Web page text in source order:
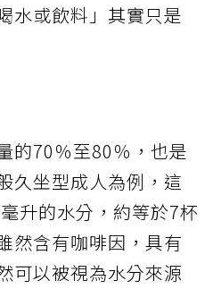
水或飲料」其實只是
的70％至80％，也是
久坐型成人為例，這
升的水分，約等於7杯
然含有咖啡因，具有
可以被視為水分來源